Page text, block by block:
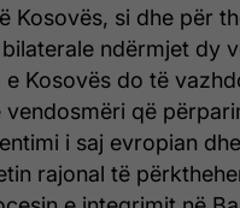
Kosovës, si dhe për
ndërmjet dy
e Kosovës do të
vendosmëri që
i saj evropian
rajonal të